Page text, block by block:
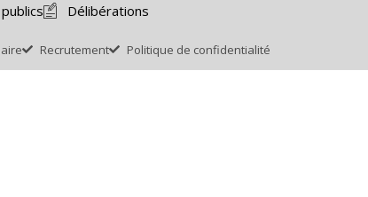
Délibérations
Recrutement Politique de confidentialité